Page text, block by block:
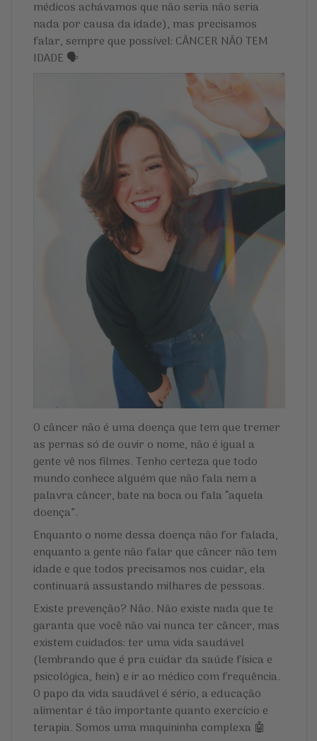
médicos achávamos que não seria não seria
nada por causa da idade), mas precisamos
falar, sempre que possível: CÂNCER NÃO TEM
IDADE 🗣️
O câncer não é uma doença que tem que tremer
as pernas só de ouvir o nome, não é igual a
gente vê nos filmes. Tenho certeza que todo
mundo conhece alguém que não fala nem a
palavra câncer, bate na boca ou fala “aquela
doença”.
Enquanto o nome dessa doença não for falada,
enquanto a gente não falar que câncer não tem
idade e que todos precisamos nos cuidar, ela
continuará assustando milhares de pessoas.
Existe prevenção? Não. Não existe nada que te
garanta que você não vai nunca ter câncer, mas
existem cuidados: ter uma vida saudável
(lembrando que é pra cuidar da saúde física e
psicológica, hein) e ir ao médico com frequência.
O papo da vida saudável é sério, a educação
alimentar é tão importante quanto exercício e
terapia. Somos uma maquininha complexa 🤖